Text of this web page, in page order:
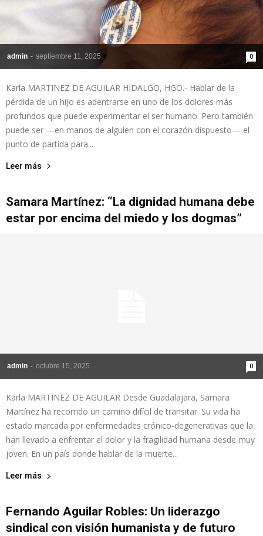
admin - septiembre 11, 2025 0
Karla MARTINEZ DE AGUILAR HIDALGO, HGO.- Hablar de la
pérdida de un hijo es adentrarse en uno de los dolores más
profundos que puede experimentar el ser humano. Pero también
puede ser —en manos de alguien con el corazón dispuesto— el
punto de partida para...
Leer más
Samara Martínez: “La dignidad humana debe
estar por encima del miedo y los dogmas”
admin - octubre 15, 2025 0
Karla MARTINEZ DE AGUILAR Desde Guadalajara, Samara
Martínez ha recorrido un camino difícil de transitar. Su vida ha
estado marcada por enfermedades crónico-degenerativas que la
han llevado a enfrentar el dolor y la fragilidad humana desde muy
joven. En un país donde hablar de la muerte...
Leer más
Fernando Aguilar Robles: Un liderazgo
sindical con visión humanista y de futuro